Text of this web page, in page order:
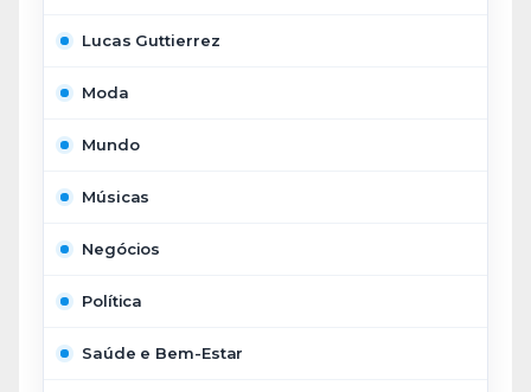
Lucas Guttierrez
Moda
Mundo
Músicas
Negócios
Política
Saúde e Bem-Estar